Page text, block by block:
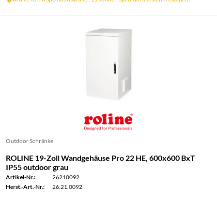
Outdoor Schränke
ROLINE 19-Zoll Wandgehäuse Pro 22 HE, 600x600 BxT
IP55 outdoor grau
Artikel-Nr.:
26210092
Herst.-Art.-Nr.:
26.21.0092